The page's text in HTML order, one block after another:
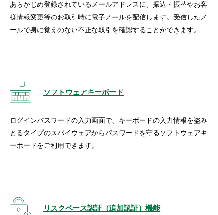
あらかじめ登録されているメールアドレスに、振込・振替やお客
様情報変更等のお取引時に電子メールを配信します。受信したメ
ールで身に覚えのない不正な取引を確認することができます。
ソフトウェアキーボード
ログインパスワードの入力画面で、キーボードの入力情報を盗み
とるタイプのスパイウェアからパスワードを守るソフトウェアキ
ーボードをご利用できます。
リスクベース認証（追加認証）機能